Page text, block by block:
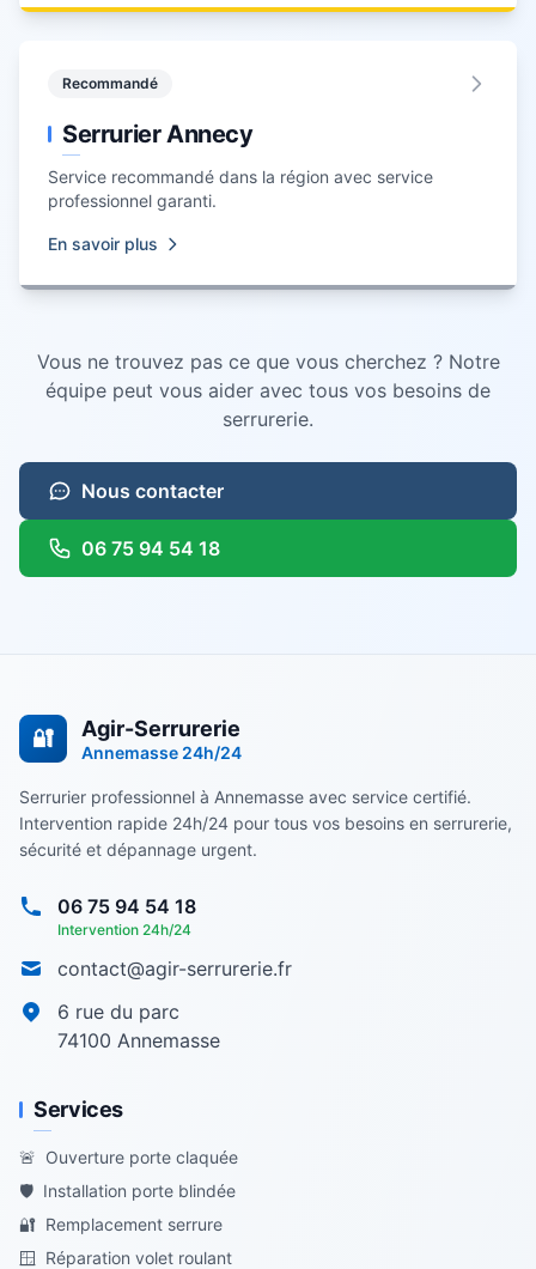
Recommandé
Serrurier Annecy
Service recommandé dans la région avec service
professionnel garanti.
En savoir plus
Vous ne trouvez pas ce que vous cherchez ? Notre
équipe peut vous aider avec tous vos besoins de
serrurerie.
Nous contacter
06 75 94 54 18
🔐 Agir-Serrurerie
Annemasse 24h/24
Serrurier professionnel à Annemasse avec service certifié.
Intervention rapide 24h/24 pour tous vos besoins en serrurerie,
sécurité et dépannage urgent.
06 75 94 54 18
Intervention 24h/24
contact@agir-serrurerie.fr
6 rue du parc
74100 Annemasse
Services
🚨 Ouverture porte claquée
🛡️ Installation porte blindée
🔐 Remplacement serrure
🪟 Réparation volet roulant